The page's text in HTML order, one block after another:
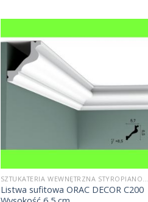
SZTUKATERIA WEWNĘTRZNA STYROPIANOWA
Listwa sufitowa ORAC DECOR C200